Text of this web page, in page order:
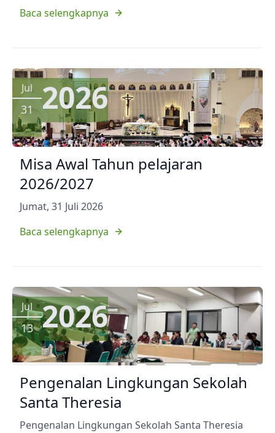
Baca selengkapnya
Jul
31 2026
Misa Awal Tahun pelajaran
2026/2027
Jumat, 31 Juli 2026
Baca selengkapnya
Jul
13 2026
Pengenalan Lingkungan Sekolah
Santa Theresia
Pengenalan Lingkungan Sekolah Santa Theresia